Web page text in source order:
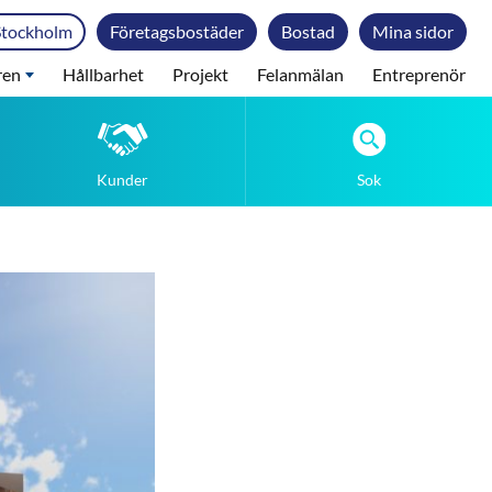
Hållbarhet Projekt Felanmälan Entreprenör
Mina sidor
Bostad
Företagsbostäder
Kunder Sok